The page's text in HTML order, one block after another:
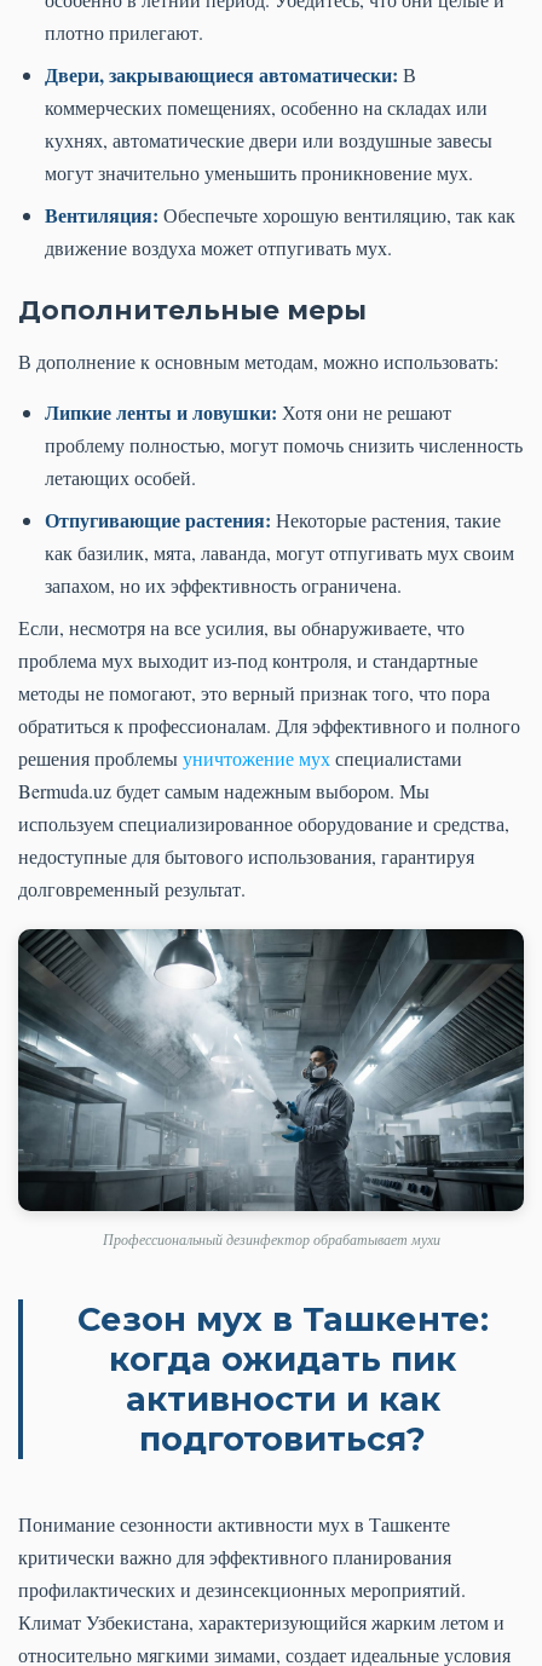
плотно прилегают.
Двери, закрывающиеся автоматически: В
коммерческих помещениях, особенно на складах или
кухнях, автоматические двери или воздушные завесы
могут значительно уменьшить проникновение мух.
Вентиляция: Обеспечьте хорошую вентиляцию, так как
движение воздуха может отпугивать мух.
Дополнительные меры
В дополнение к основным методам, можно использовать:
Липкие ленты и ловушки: Хотя они не решают
проблему полностью, могут помочь снизить численность
летающих особей.
Отпугивающие растения: Некоторые растения, такие
как базилик, мята, лаванда, могут отпугивать мух своим
запахом, но их эффективность ограничена.
Если, несмотря на все усилия, вы обнаруживаете, что
проблема мух выходит из-под контроля, и стандартные
методы не помогают, это верный признак того, что пора
обратиться к профессионалам. Для эффективного и полного
решения проблемыуничтожение мухспециалистами
Bermuda.uz будет самым надежным выбором. Мы
используем специализированное оборудование и средства,
недоступные для бытового использования, гарантируя
долговременный результат.
Профессиональный дезинфектор обрабатывает мухи
Сезон мух в Ташкенте:
когда ожидать пик
активности и как
подготовиться?
Понимание сезонности активности мух в Ташкенте
критически важно для эффективного планирования
профилактических и дезинсекционных мероприятий.
Климат Узбекистана, характеризующийся жарким летом и
относительно мягкими зимами, создает идеальные условия